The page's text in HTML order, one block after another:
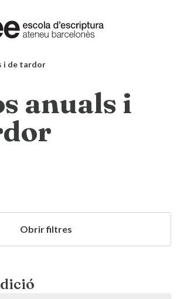
i de tardor
anuals i
Obrir filtres